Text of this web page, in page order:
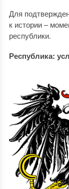
Для
к истории –
республики.
Республика: